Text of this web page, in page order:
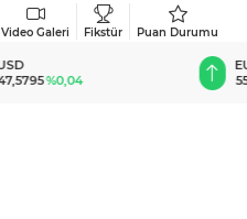
Video Galeri Fikstür Puan Durumu
EUR
55,1070%0,21